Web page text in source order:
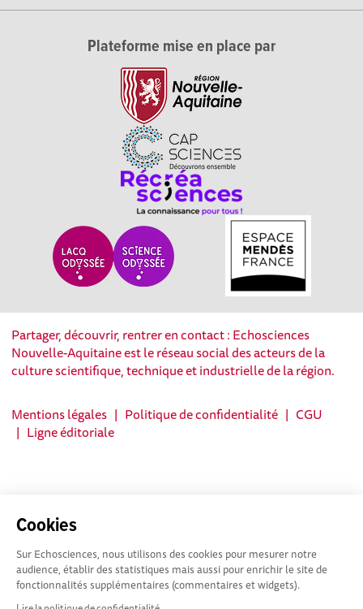
Cookies
Sur Echosciences, nous utilisons des cookies pour mesurer notre
audience, établir des statistiques mais aussi pour enrichir le site de
fonctionnalités supplémentaires (commentaires et widgets).
Plateforme mise en place par
Partager, découvrir, rentrer en contact : Echosciences
Nouvelle-Aquitaine est le réseau social des acteurs de la
culture scientifique, technique et industrielle de la région.
Mentions légales | Politique de confidentialité | CGU
| Ligne éditoriale